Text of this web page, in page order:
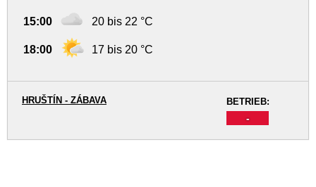
15:00 20 bis 22 °C
18:00 17 bis 20 °C
BETRIEB:
-
HRUŠTÍN - ZÁBAVA